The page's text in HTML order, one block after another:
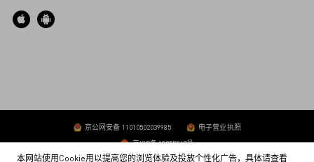
京公网安备 11010502039985
电子营业执照
京ICP备 19055547号
本网站使用Cookie用以提高您的浏览体验及投放个性化广告，具体请查看